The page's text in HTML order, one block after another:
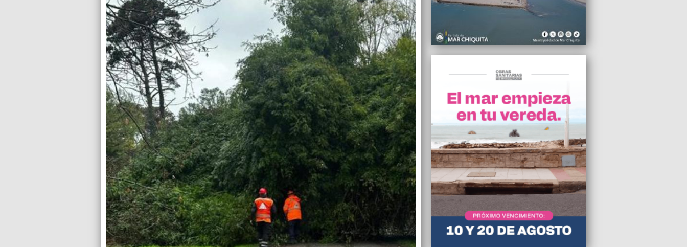
16/07/2025 20:15
Vandalizan un cajero automático del Banco
16/07/2025 20:09
“El plan de exterminio de la industria lo
paramos en las urnas”, aseguró Kicillof en el
La adjudicación del Minella y el Polideportivo
al único oferente avanzó a la próxima sesión
del HCD
16/07/2025 11:38
Coronel Vidal, continúan las tareas para
reparar la avería en la red de agua
16/07/2025 10:33
Multiples inconvenientes causó la tormenta en
Mar del Plata
16/07/2025 09:15
“El oficialismo oculta datos de la relación
contractual del café ubicado en el anexo de la
Villa Victoria”, denunció la edil Valeria Crespo